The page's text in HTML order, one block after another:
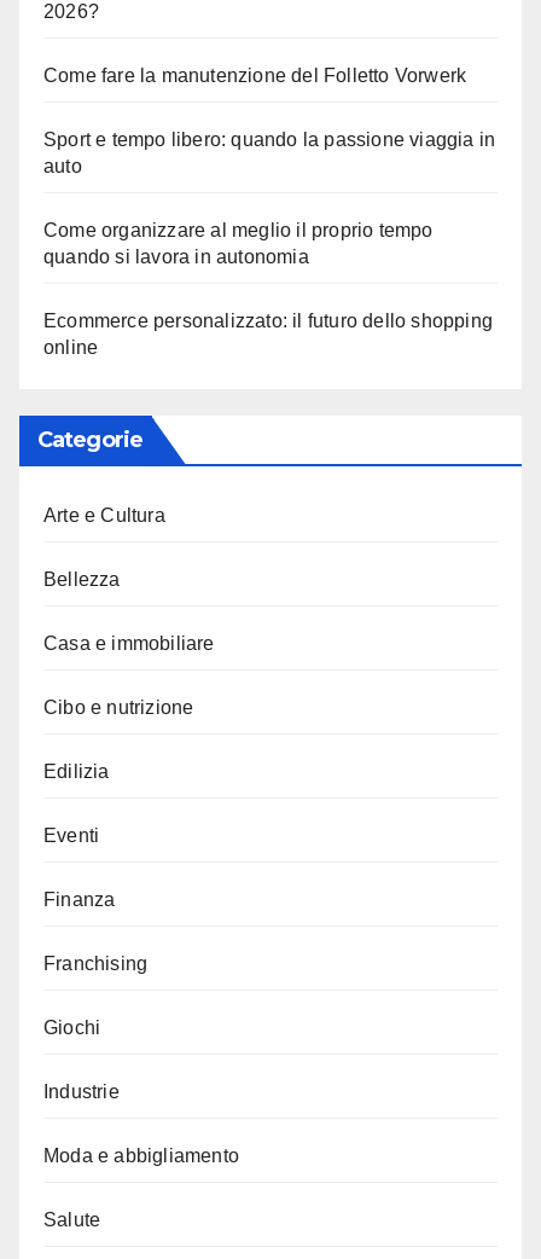
2026?
Come fare la manutenzione del Folletto Vorwerk
Sport e tempo libero: quando la passione viaggia in
auto
Come organizzare al meglio il proprio tempo
quando si lavora in autonomia
Ecommerce personalizzato: il futuro dello shopping
online
Categorie
Arte e Cultura
Bellezza
Casa e immobiliare
Cibo e nutrizione
Edilizia
Eventi
Finanza
Franchising
Giochi
Industrie
Moda e abbigliamento
Salute